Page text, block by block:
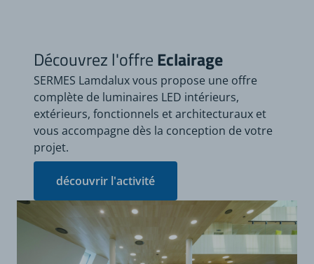
Découvrez l'offreEclairage
SERMES Lamdalux vous propose une offre
complète de luminaires LED intérieurs,
extérieurs, fonctionnels et architecturaux et
vous accompagne dès la conception de votre
projet.
découvrir l'activité